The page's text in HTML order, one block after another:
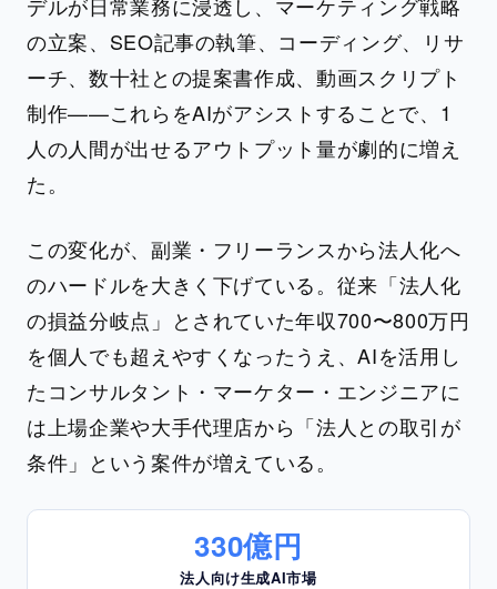
の立案、SEO記事の執筆、コーディング、リサ
ーチ、数十社との提案書作成、動画スクリプト
制作——これらをAIがアシストすることで、1
人の人間が出せるアウトプット量が劇的に増え
た。
この変化が、副業・フリーランスから法人化へ
のハードルを大きく下げている。従来「法人化
の損益分岐点」とされていた年収700〜800万円
を個人でも超えやすくなったうえ、AIを活用し
たコンサルタント・マーケター・エンジニアに
は上場企業や大手代理店から「法人との取引が
条件」という案件が増えている。
330億円
法人向け生成AI市場